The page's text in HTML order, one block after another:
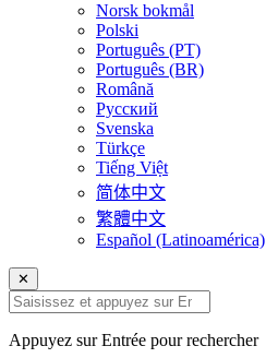
Norsk bokmål
Polski
Português (PT)
Português (BR)
Română
Русский
Svenska
Türkçe
Tiếng Việt
简体中文
繁體中文
Español (Latinoamérica)
✕
Appuyez sur Entrée pour rechercher